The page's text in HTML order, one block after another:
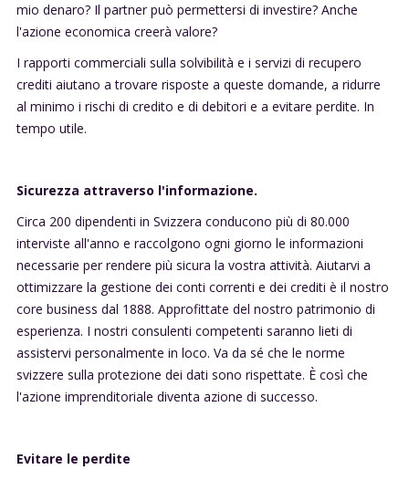
mio denaro? Il partner può permettersi di investire? Anche
l'azione economica creerà valore?
I rapporti commerciali sulla solvibilità e i servizi di recupero
crediti aiutano a trovare risposte a queste domande, a ridurre
al minimo i rischi di credito e di debitori e a evitare perdite. In
tempo utile.
Sicurezza attraverso l'informazione.
Circa 200 dipendenti in Svizzera conducono più di 80.000
interviste all'anno e raccolgono ogni giorno le informazioni
necessarie per rendere più sicura la vostra attività. Aiutarvi a
ottimizzare la gestione dei conti correnti e dei crediti è il nostro
core business dal 1888. Approfittate del nostro patrimonio di
esperienza. I nostri consulenti competenti saranno lieti di
assistervi personalmente in loco. Va da sé che le norme
svizzere sulla protezione dei dati sono rispettate. È così che
l'azione imprenditoriale diventa azione di successo.
Evitare le perdite